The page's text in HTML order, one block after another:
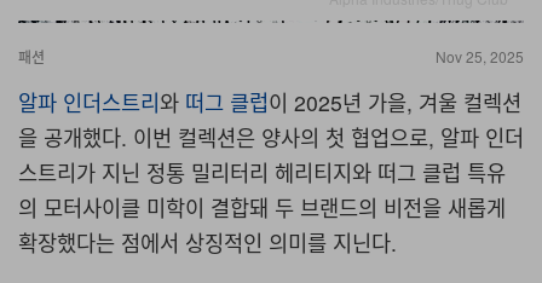
패션 Nov 25, 2025
알파 인더스트리와 떠그 클럽이 2025년 가을, 겨울 컬렉션
을 공개했다. 이번 컬렉션은 양사의 첫 협업으로, 알파 인더
스트리가 지닌 정통 밀리터리 헤리티지와 떠그 클럽 특유
의 모터사이클 미학이 결합돼 두 브랜드의 비전을 새롭게
확장했다는 점에서 상징적인 의미를 지닌다.